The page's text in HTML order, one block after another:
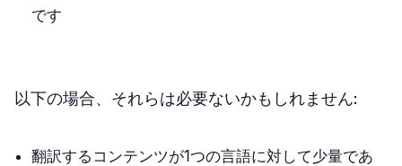
です
以下の場合、それらは必要ないかもしれません:
翻訳するコンテンツが1つの言語に対して少量であ